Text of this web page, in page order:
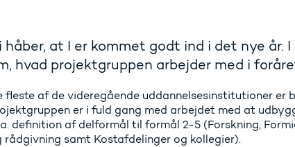
håber, at I er kommet godt ind i det nye år.
hvad projektgruppen arbejder med i
fleste af de videregående uddannelsesinstitutioner
er i fuld gang med arbejdet med at
definition af delformål til formål 2-5 (Forskning,
rådgivning samt Kostafdelinger og kollegier).